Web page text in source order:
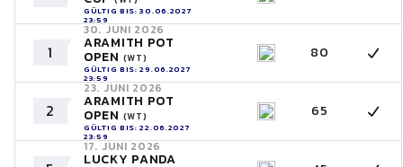
GÜLTIG BIS: 30.06.2027
23:59
1
30. JUNI 2026
ARAMITH POT
OPEN (WT)
GÜLTIG BIS: 29.06.2027
23:59
80
2
23. JUNI 2026
ARAMITH POT
OPEN (WT)
GÜLTIG BIS: 22.06.2027
23:59
65
17. JUNI 2026
LUCKY PANDA